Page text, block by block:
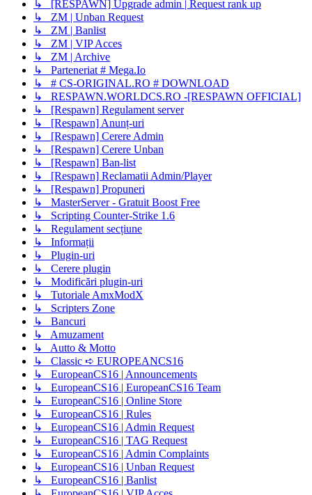
↳ [RESPAWN] Upgrade admin | Request rank up
↳ ZM | Unban Request
↳ ZM | Banlist
↳ ZM | VIP Acces
↳ ZM | Archive
↳ Parteneriat # Mega.Io
↳ # CS-ORIGINAL.RO # DOWNLOAD
↳ RESPAWN.WORLDCS.RO -[RESPAWN OFFICIAL]
↳ [Respawn] Regulament server
↳ [Respawn] Anunț-uri
↳ [Respawn] Cerere Admin
↳ [Respawn] Cerere Unban
↳ [Respawn] Ban-list
↳ [Respawn] Reclamatii Admin/Player
↳ [Respawn] Propuneri
↳ MasterServer - Gratuit Boost Free
↳ Scripting Counter-Strike 1.6
↳ Regulament secțiune
↳ Informații
↳ Plugin-uri
↳ Cerere plugin
↳ Modificări plugin-uri
↳ Tutoriale AmxModX
↳ Scripters Zone
↳ Bancuri
↳ Amuzament
↳ Autto & Motto
↳ Classic ➪ EUROPEANCS16
↳ EuropeanCS16 | Announcements
↳ EuropeanCS16 | EuropeanCS16 Team
↳ EuropeanCS16 | Online Store
↳ EuropeanCS16 | Rules
↳ EuropeanCS16 | Admin Request
↳ EuropeanCS16 | TAG Request
↳ EuropeanCS16 | Admin Complaints
↳ EuropeanCS16 | Unban Request
↳ EuropeanCS16 | Banlist